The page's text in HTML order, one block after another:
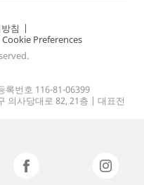
침 |
Cookie Preferences
번호 116-81-06399
의사당대로 82, 21층 | 대표전